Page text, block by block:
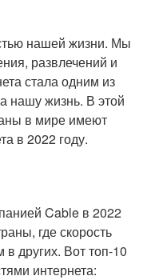
нашей жизни. Мы
развлечений и
стала одним из
нашу жизнь. В этой
в мире имеют
в 2022 году.
Cable в 2022
где скорость
других. Вот топ-10
интернета: